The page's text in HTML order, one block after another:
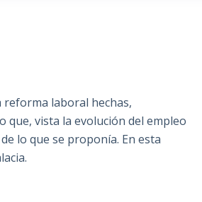
reforma laboral hechas,
que, vista la evolución del empleo
lo que se proponía. En esta